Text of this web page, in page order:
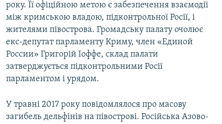
року. Її офіційною метою є забезпечення взаємодії
між кримською владою, підконтрольної Росії, і
жителями півострова. Громадську палату очолює
екс-депутат парламенту Криму, член «Единой
России» Григорій Іоффе, склад палати
затверджується підконтрольними Росії
парламентом і урядом.
У травні 2017 року повідомлялося про масову
загибель дельфінів на півострові. Російська Азово-